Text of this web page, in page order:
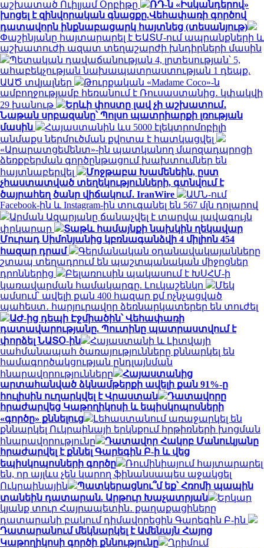
աշխատած Ուիլյամ Օրբիթը
ՌԴ-ն «Իսկանդերով»
խոցել է զինվորական գնացքը.Վեհափառի գործով
դատավորն ինքնաբացարկ հայտնեց (տեսանյութ)
Փաշինյանը հայտարարել է ԵԱՏՄ-ում ապրանքների և
աշխատուժի ազատ տեղաշարժի խնդիրների մասին
Պետական դավաճանության 4, լրտեսության՝ 5,
ահաբեկչության նախապատրաստության 1 դեպք.
ԱԱԾ տվյալներ
Թուրքական «Madame Coco»-ն
ամբողջությամբ հեռանում է Ռուսաստանից․ կփակվի
29 խանութ
Երևի փոստը լավ չի աշխատում․
Նաթան սրբազանը՝ Պոլսո պատրիարքի լռության
մասին
Հայաստանին ևս 5000 էլեկտրոմոբիլի
անմաքս ներմուծման քվոտա է հատկացվել
«Արարատցեմենտ»-ին պատկանող մարզադպրոցի
ձեռքբերման գործընթացում խախտումներ են
հայտնաբերվել
Մոջթաբա Խամենեին, ըստ
չհաստատված տեղեկությունների, գտնվում է
ծայրահեղ ծանր վիճակում․ IranWire
ԱՄՆ-ում
Facebook-ին և Instagram-ին տուգանել են 567 մլն դոլարով
Արման Ազարյանը ճանաչվել է տարվա լավագույն
փրկարար
Տաթև համայնքի նախկին ղեկավար
Մուրադ Սիմոնյանից կբռնագանձվի 4 միլիոն 454
հազար դրամ
Գերմանական օդանավակայանները
շտապ տեղադրում են պաշտպանական միջոցներ
դրոններից
Բելառուսին պակասում է ԽՍՀՄ-ի
կառավարման համակարգը. Լուկաշենկո
Մեկ
ամսում՝ ավելի քան 400 հազար քմ ոչնչացված
պահեստ․ հարյուրավոր ձեռնարկատերեր են տուժել
ԱԺ-ից դեպի Էջմիածին՝ Վեհափառի
դատավարությանը. Պուտինը պատրաստվում է
փորձել ՆԱՏՕ-ին
Հայաստանի և Լիտվայի
սահմանապահ ծառայությունները քննարկել են
համագործակցության ընդլայնման
հնարավորությունները
Հայաստանից
արտահանված ձկնամթերքի ավելի քան 91%-ը
հուլիսին ուղարկվել է Վրաստան
Դատավորը
հրաժարվեց Կաթողիկոսի և եպիսկոպոսների
«գործը» քննելուց
Լեհաստանում առաջարկել են
քննարկել Ուկրաինայի երկնքում հրթիռների խոցման
հնարավորությունը
Դատավոր Հակոբ Մանուկյանը
հրաժարվել է քննել Գարեգին Բ-ի և վեց
եպիսկոպոսների գործը
Ռումինիայում հայտարարել
են, որ այլևս չեն կարող ֆինանսապես աջակցել
Ուկրաինային
Պատկերացնու՞մ եք՝ Հռոմի պապին
տանեին դատարան. Արթուր Խաչատրյան
Երկար
կյանք տուր Հայրապետին․ քաղաքացիները
դատարանի բակում դիմավորեցին Գարեգին Բ-ին
Դատարանում մեկնարկել է Ամենայն Հայոց
Կաթողիկոսի գործի քննությունը
Ղրիմում